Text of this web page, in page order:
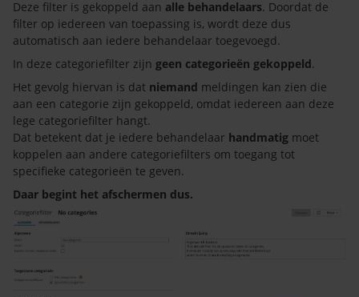
Deze filter is gekoppeld aan alle behandelaars. Doordat de
filter op iedereen van toepassing is, wordt deze dus
automatisch aan iedere behandelaar toegevoegd.
In deze categoriefilter zijn geen categorieën gekoppeld.
Het gevolg hiervan is dat niemand meldingen kan zien die
aan een categorie zijn gekoppeld, omdat iedereen aan deze
lege categoriefilter hangt.
Dat betekent dat je iedere behandelaar handmatig moet
koppelen aan andere categoriefilters om toegang tot
specifieke categorieën te geven.
Daar begint het afschermen dus.